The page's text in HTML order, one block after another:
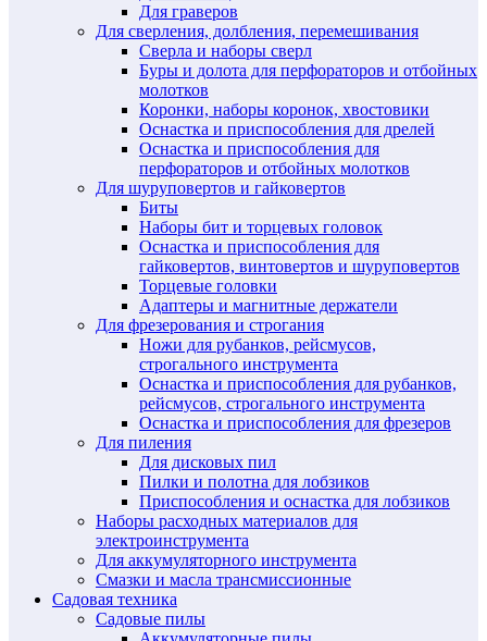
Для граверов
Для сверления, долбления, перемешивания
Сверла и наборы сверл
Буры и долота для перфораторов и отбойных
молотков
Коронки, наборы коронок, хвостовики
Оснастка и приспособления для дрелей
Оснастка и приспособления для
перфораторов и отбойных молотков
Для шуруповертов и гайковертов
Биты
Наборы бит и торцевых головок
Оснастка и приспособления для
гайковертов, винтовертов и шуруповертов
Торцевые головки
Адаптеры и магнитные держатели
Для фрезерования и строгания
Ножи для рубанков, рейсмусов,
строгального инструмента
Оснастка и приспособления для рубанков,
рейсмусов, строгального инструмента
Оснастка и приспособления для фрезеров
Для пиления
Для дисковых пил
Пилки и полотна для лобзиков
Приспособления и оснастка для лобзиков
Наборы расходных материалов для
электроинструмента
Для аккумуляторного инструмента
Смазки и масла трансмиссионные
Садовая техника
Садовые пилы